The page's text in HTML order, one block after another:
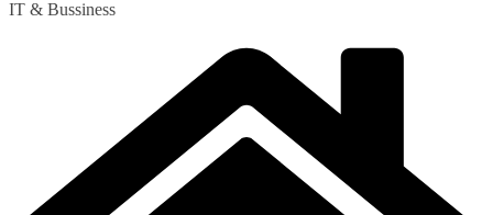
IT & Bussiness